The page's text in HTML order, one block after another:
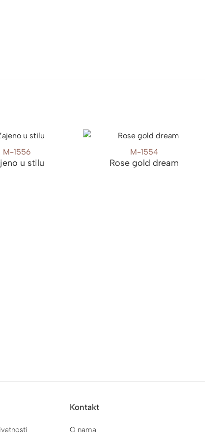
M-1556
u stilu
M-1554
Rose gold dream
Kontakt
O nama